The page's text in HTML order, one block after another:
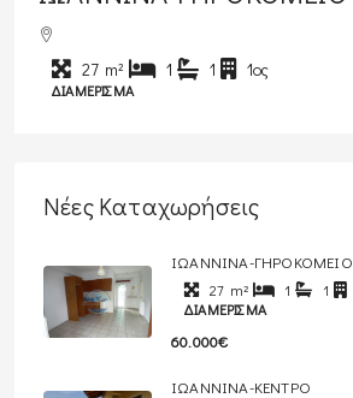
27 m² 1 1 1ος
ΔΙΑΜΈΡΙΣΜΑ
Νέες Καταχωρήσεις
ΙΩΑΝΝΙΝΑ-ΓΗΡΟΚΟΜΕΙΟ
27 m² 1 1
ΔΙΑΜΈΡΙΣΜΑ
60.000€
ΙΩΑΝΝΙΝΑ-ΚΕΝΤΡΟ